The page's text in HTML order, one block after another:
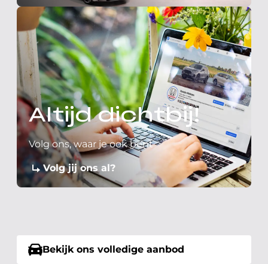
Altijd dichtbij!
Volg ons, waar je ook bent
Volg jij ons al?
Bekijk ons volledige aanbod